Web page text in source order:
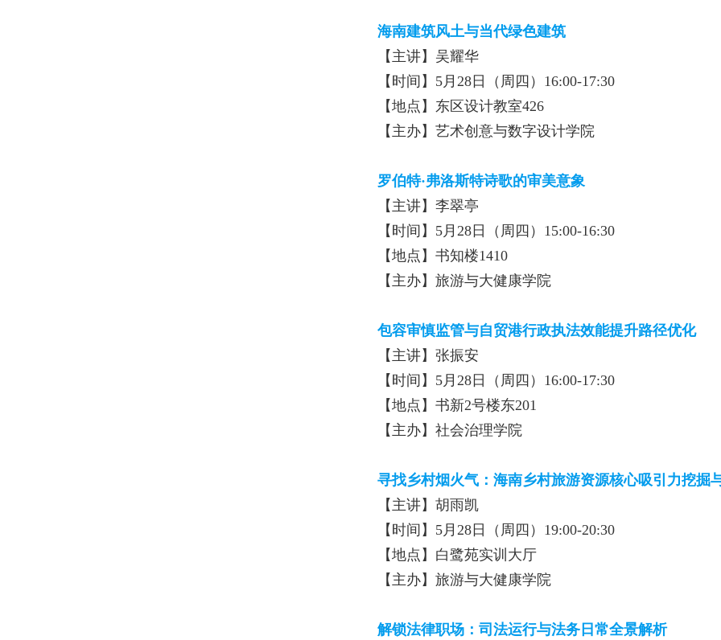
海南建筑风土与当代绿色建筑
【主讲】吴耀华
【时间】5月28日（周四）16:00-17:30
【地点】东区设计教室426
【主办】艺术创意与数字设计学院
罗伯特·弗洛斯特诗歌的审美意象
【主讲】李翠亭
【时间】5月28日（周四）15:00-16:30
【地点】书知楼1410
【主办】旅游与大健康学院
包容审慎监管与自贸港行政执法效能提升路径优化
【主讲】张振安
【时间】5月28日（周四）16:00-17:30
【地点】书新2号楼东201
【主办】社会治理学院
寻找乡村烟火气：海南乡村旅游资源核心吸引力挖掘
【主讲】胡雨凯
【时间】5月28日（周四）19:00-20:30
【地点】白鹭苑实训大厅
【主办】旅游与大健康学院
解锁法律职场：司法运行与法务日常全景解析